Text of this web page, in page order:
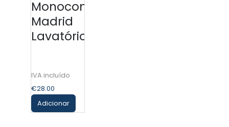
Monocomando
Madrid
Lavatório
€28.00
Adicionar